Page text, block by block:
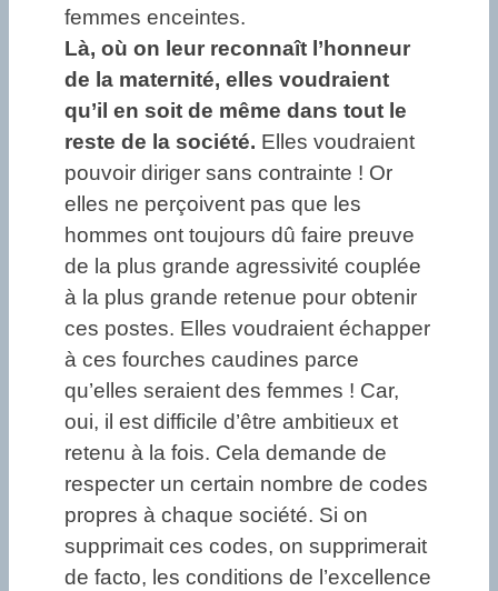
femmes enceintes.
Là, où on leur reconnaît l’honneur
de la maternité, elles voudraient
qu’il en soit de même dans tout le
reste de la société. Elles voudraient
pouvoir diriger sans contrainte ! Or
elles ne perçoivent pas que les
hommes ont toujours dû faire preuve
de la plus grande agressivité couplée
à la plus grande retenue pour obtenir
ces postes. Elles voudraient échapper
à ces fourches caudines parce
qu’elles seraient des femmes ! Car,
oui, il est difficile d’être ambitieux et
retenu à la fois. Cela demande de
respecter un certain nombre de codes
propres à chaque société. Si on
supprimait ces codes, on supprimerait
de facto, les conditions de l’excellence